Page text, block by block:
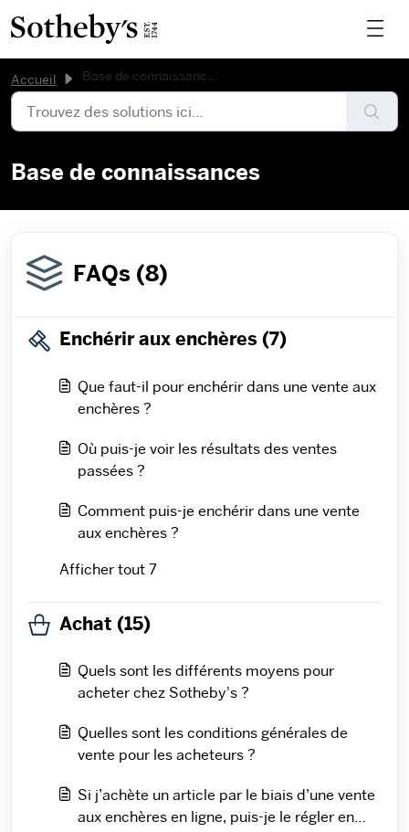
Accueil Base de connaissances
Base de connaissances
FAQs (8)
Enchérir aux enchères (7)
Que faut-il pour enchérir dans une vente aux
enchères ?
Où puis-je voir les résultats des ventes
passées ?
Comment puis-je enchérir dans une vente
aux enchères ?
Afficher tout 7
Achat (15)
Quels sont les différents moyens pour
acheter chez Sotheby's ?
Quelles sont les conditions générales de
vente pour les acheteurs ?
Si j’achète un article par le biais d’une vente
aux enchères en ligne, puis-je le régler en